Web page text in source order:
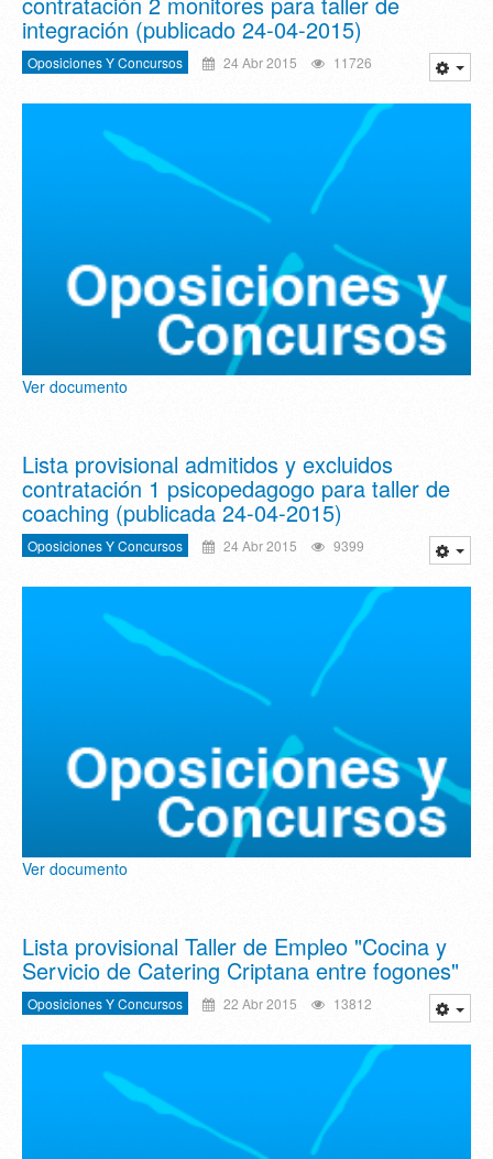
integración (publicado 24-04-2015)
Oposiciones Y Concursos 24 Abr 2015 11726
Ver documento
Lista provisional admitidos y excluidos
contratación 1 psicopedagogo para taller de
coaching (publicada 24-04-2015)
Oposiciones Y Concursos 24 Abr 2015 9399
Ver documento
Lista provisional Taller de Empleo "Cocina y
Servicio de Catering Criptana entre fogones"
Oposiciones Y Concursos 22 Abr 2015 13812